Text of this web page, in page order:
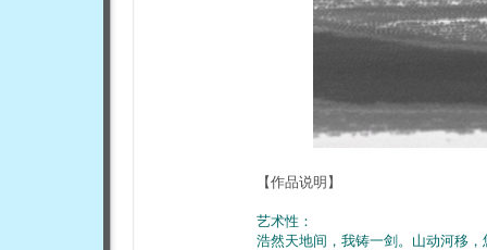
【作品说明】
艺术性：
浩然天地间，我铸一剑。山动河移